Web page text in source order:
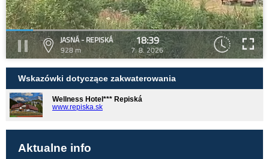
JASNÁ - REPISKÁ
928 m
18:39
7. 8. 2026
Wskazówki dotyczące zakwaterowania
Wellness Hotel*** Repiská
www.repiska.sk
Aktualne info